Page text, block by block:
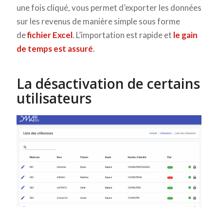
une fois cliqué, vous permet d’exporter les données
sur les revenus de manière simple sous forme
defichier Excel. L’importation est rapide et le gain
de temps est assuré.
La désactivation de certains
utilisateurs